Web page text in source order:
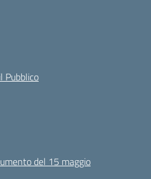
Pubblico
del 15 maggio